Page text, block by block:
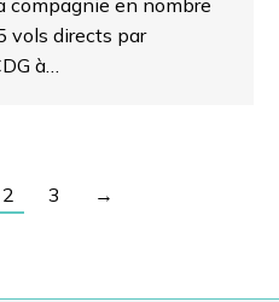
compagnie en nombre
vols directs par
à…
2 3 →